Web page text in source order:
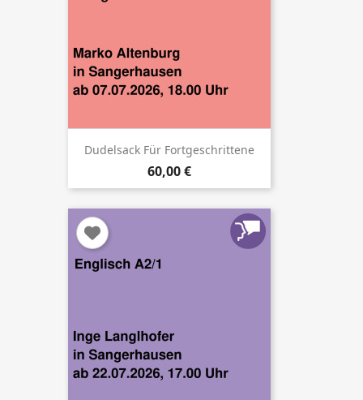
Dudelsack Für Fortgeschrittene
60,00 €